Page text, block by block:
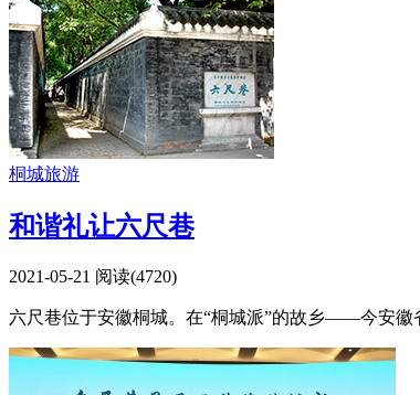
桐城旅游
和谐礼让六尺巷
2021-05-21 阅读(4720)
六尺巷位于安徽桐城。在“桐城派”的故乡——今安徽